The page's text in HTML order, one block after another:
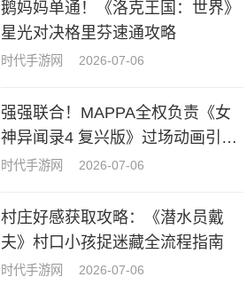
鹅妈妈单通！《洛克王国：世界》
星光对决格里芬速通攻略
时代手游网 2026-07-06
强强联合！MAPPA全权负责《女
神异闻录4 复兴版》过场动画引热
议
时代手游网 2026-07-06
村庄好感获取攻略：《潜水员戴
夫》村口小孩捉迷藏全流程指南
时代手游网 2026-07-06